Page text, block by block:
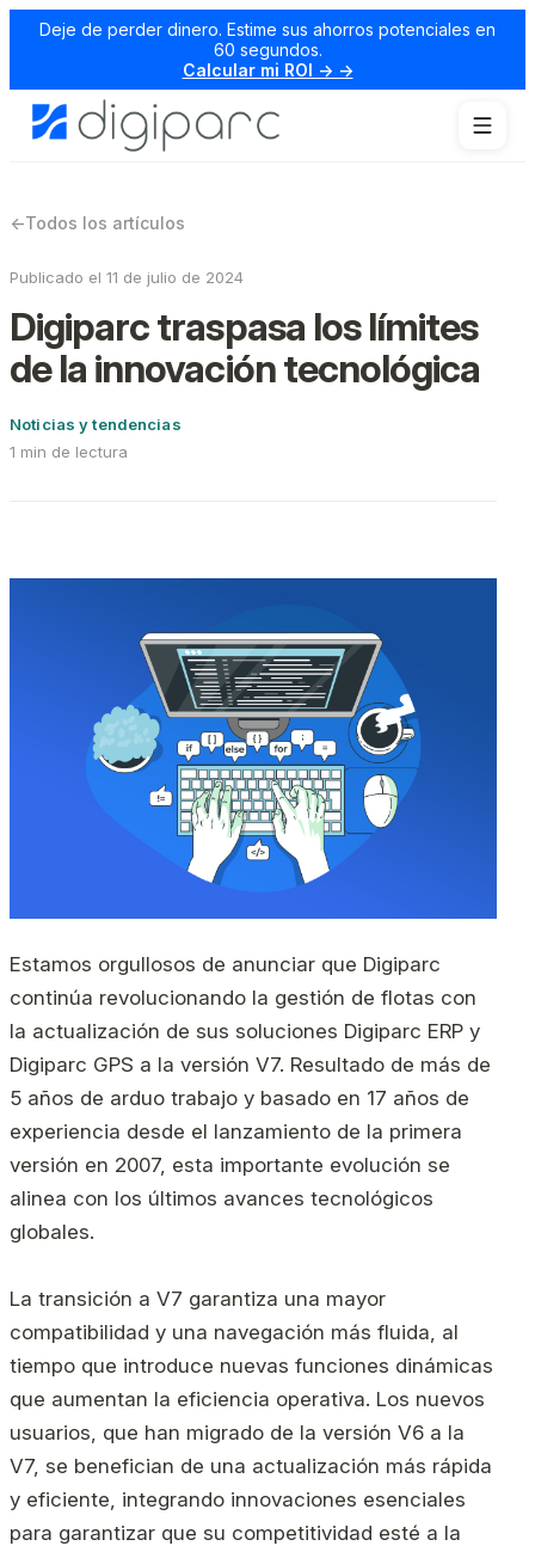
Deje de perder dinero. Estime sus ahorros potenciales en
60 segundos.
Calcular mi ROI → →
←Todos los artículos
Publicado el 11 de julio de 2024
Digiparc traspasa los límites
de la innovación tecnológica
Noticias y tendencias
1 min de lectura
Estamos orgullosos de anunciar que Digiparc
continúa revolucionando la gestión de flotas con
la actualización de sus soluciones Digiparc ERP y
Digiparc GPS a la versión V7. Resultado de más de
5 años de arduo trabajo y basado en 17 años de
experiencia desde el lanzamiento de la primera
versión en 2007, esta importante evolución se
alinea con los últimos avances tecnológicos
globales.
La transición a V7 garantiza una mayor
compatibilidad y una navegación más fluida, al
tiempo que introduce nuevas funciones dinámicas
que aumentan la eficiencia operativa. Los nuevos
usuarios, que han migrado de la versión V6 a la
V7, se benefician de una actualización más rápida
y eficiente, integrando innovaciones esenciales
para garantizar que su competitividad esté a la